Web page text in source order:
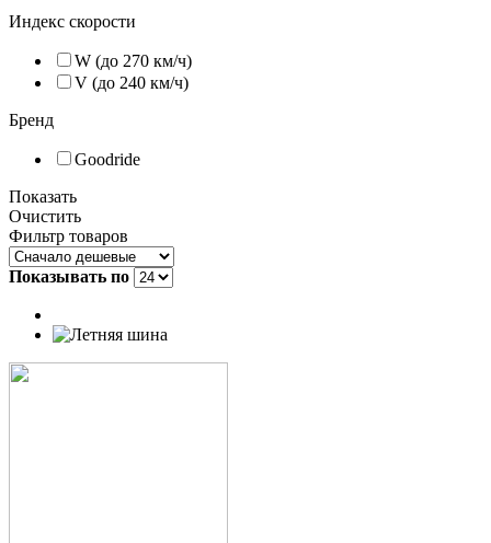
Индекс скорости
W (до 270 км/ч)
V (до 240 км/ч)
Бренд
Goodride
Показать
Очистить
Фильтр товаров
Показывать по